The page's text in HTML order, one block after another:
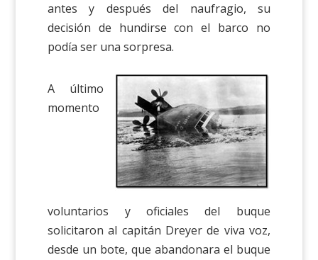
antes y después del naufragio, su
decisión de hundirse con el barco no
podía ser una sorpresa.
A último
momento
voluntarios y oficiales del buque
solicitaron al capitán Dreyer de viva voz,
desde un bote, que abandonara el buque